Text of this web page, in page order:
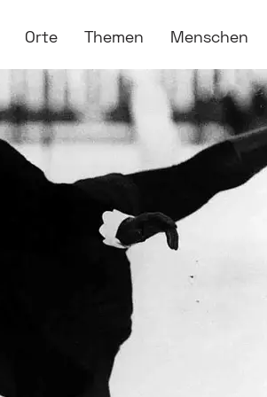
Orte Themen Menschen